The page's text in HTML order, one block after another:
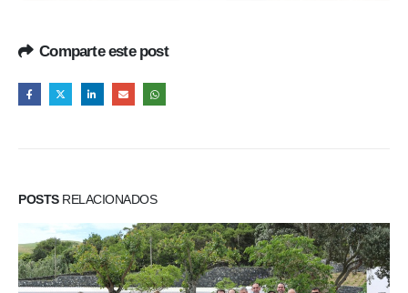
Comparte este post
POSTSRELACIONADOS